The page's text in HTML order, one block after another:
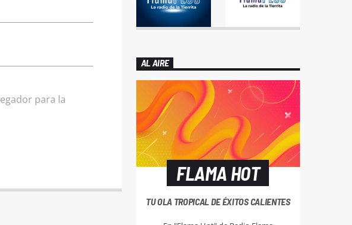
para la
AL AIRE
FLAMA HOT
TU OLA TROPICAL DE ÉXITOS CALIENTES